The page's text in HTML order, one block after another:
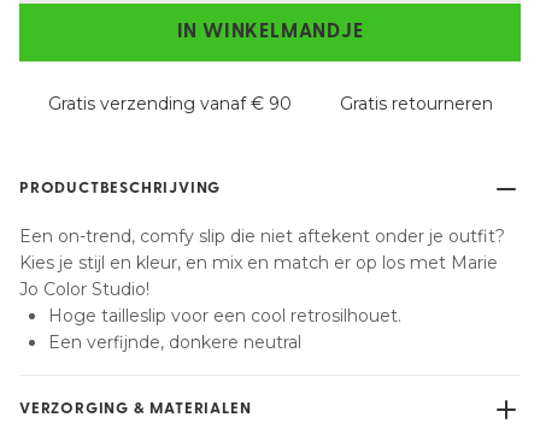
IN WINKELMANDJE
Gratis verzending vanaf € 90 Gratis retourneren
PRODUCTBESCHRIJVING
Een on-trend, comfy slip die niet aftekent onder je outfit?
Kies je stijl en kleur, en mix en match er op los met Marie
Jo Color Studio!
Hoge tailleslip voor een cool retrosilhouet.
Een verfijnde, donkere neutral
VERZORGING & MATERIALEN